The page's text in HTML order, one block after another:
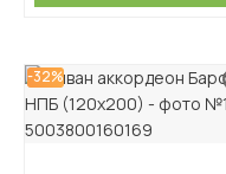
-32%